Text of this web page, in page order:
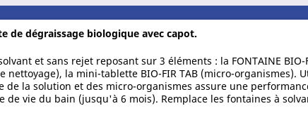
de dégraissage biologique avec capot.
et sans rejet reposant sur 3 éléments : la FONTAINE BIO-
nettoyage), la mini-tablette BIO-FIR TAB (micro-organismes).
de la solution et des micro-organismes assure une
vie du bain (jusqu'à 6 mois). Remplace les fontaines à